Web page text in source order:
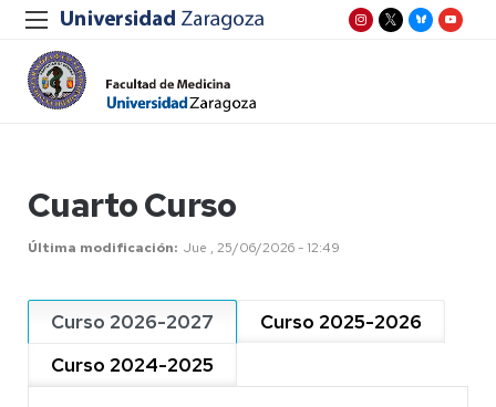
Cuarto Curso
Última modificación Jue , 25/06/2026 - 12:49
Curso 2026-2027
Curso 2025-2026
Curso 2024-2025